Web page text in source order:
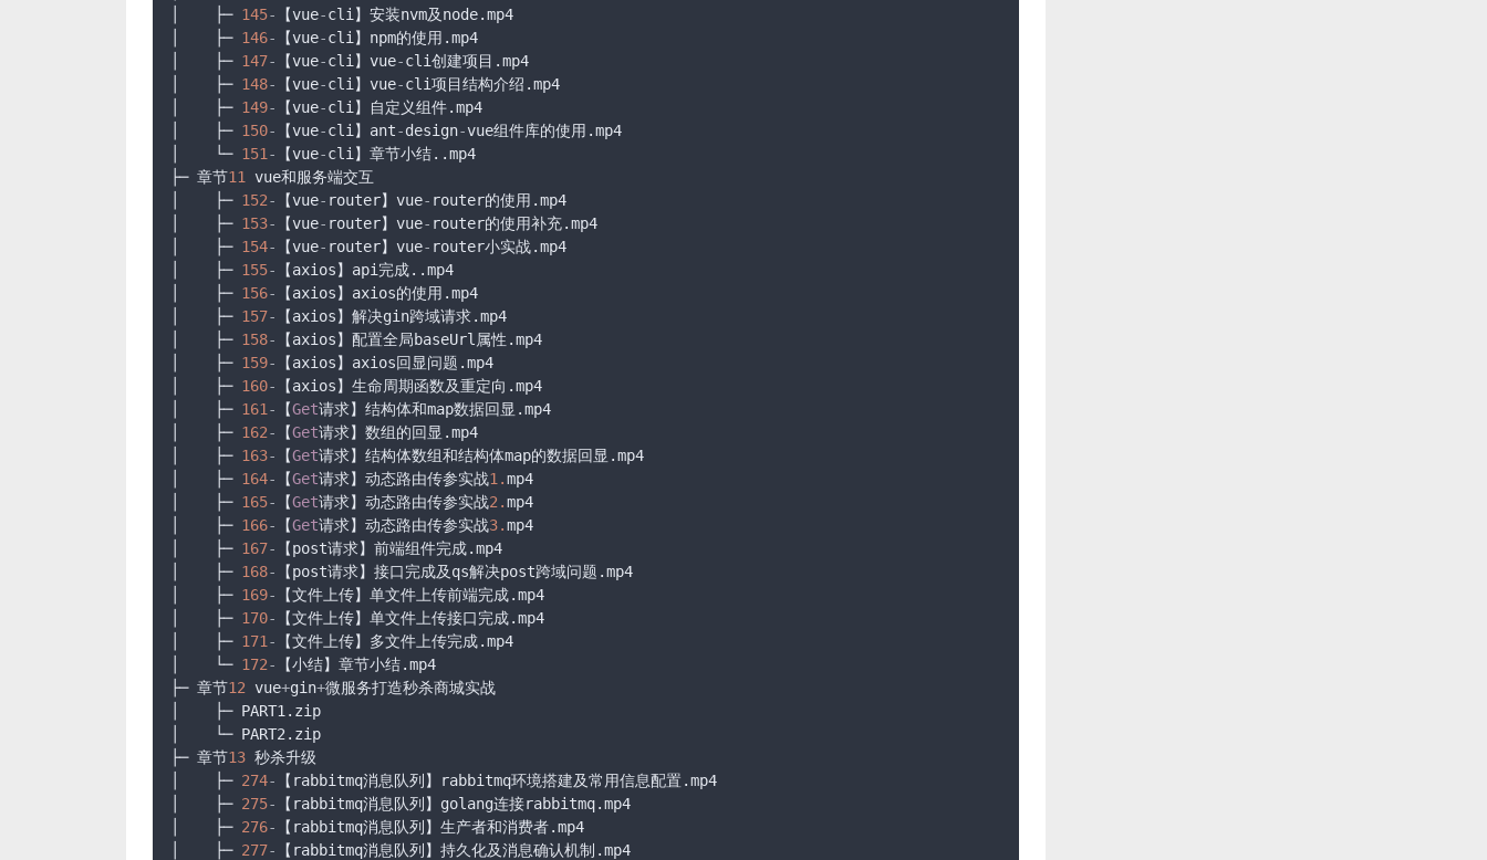
│    ├─ 145- 【vue-cli】安装nvm及node.mp4
│    ├─ 146- 【vue-cli】npm的使用.mp4
│    ├─ 147- 【vue-cli】vue-cli创建项目.mp4
│    ├─ 148- 【vue-cli】vue-cli项目结构介绍.mp4
│    ├─ 149- 【vue-cli】自定义组件.mp4
│    ├─ 150- 【vue-cli】ant-design-vue组件库的使用.mp4
│    └─ 151 - 【vue-cli】章节小结..mp4
├─ 章节11
vue和服务端交互
│    ├─ 152- 【vue- router】vue- router的使用.mp4
│    ├─ 153- 【vue- router】vue- router的使用补充.mp4
│    ├─ 154- 【vue- router】vue- router小实战.mp4
│    ├─ 155-
【axios】api完成..mp4
│    ├─ 156-
【axios】axios的使用.mp4
│    ├─ 157-
【axios】解决gin跨域请求.mp4
│    ├─ 158-
【axios】配置全局baseUrl属性.mp4
│    ├─ 159-
【axios】axios回显问题.mp4
│    ├─ 160-
【axios】生命周期函数及重定向.mp4
│    ├─ 161 - 【Get请求】结构体和map数据回显.mp4
│    ├─ 162- 【Get请求】数组的回显.mp4
│    ├─ 163- 【Get请求】结构体数组和结构体map的数据回显.mp4
│    ├─ 164- 【Get请求】动态路由传参实战1.mp4
│    ├─ 165- 【Get请求】动态路由传参实战2.mp4
│    ├─ 166- 【Get请求】动态路由传参实战3.mp4
│    ├─ 167-
【post请求】前端组件完成.mp4
│    ├─ 168-
【post请求】接口完成及qs解决post跨域问题.mp4
│    ├─ 169-
【文件上传】单文件上传前端完成.mp4
│    ├─ 170-
【文件上传】单文件上传接口完成.mp4
│    ├─ 171 -
【文件上传】多文件上传完成.mp4
│    └─ 172-
【小结】章节小结.mp4
├─ 章节12 vue+gin+微服务打造秒杀商城实战
│    ├─ PART1.zip
│    └─ PART2.zip
├─ 章节13 秒杀升级
│    ├─ 274-
【rabbitmq消息队列】rabbitmq环境搭建及常用信息配置.mp4
│    ├─ 275-
【rabbitmq消息队列】golang连接rabbitmq.mp4
│    ├─ 276-
【rabbitmq消息队列】生产者和消费者.mp4
│    ├─ 277-
【rabbitmq消息队列】持久化及消息确认机制.mp4